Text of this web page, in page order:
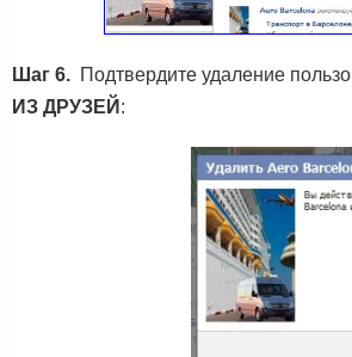
Шаг 6. Подтвердите удаление
ИЗ ДРУЗЕЙ :